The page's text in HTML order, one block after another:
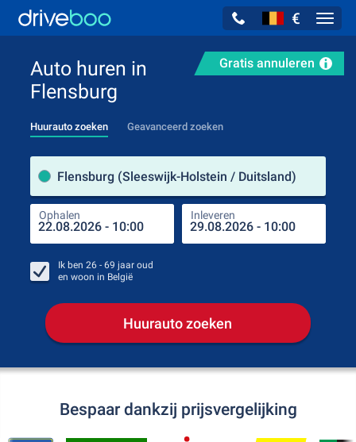
€
Gratis annuleren
Auto huren in
Flensburg
Huurauto zoeken Geavanceerd zoeken
Flensburg (Sleeswijk-Holstein / Duitsland)
Ophalen Inleveren
Ik ben 26 - 69 jaar oud
en woon in België
Huurauto zoeken
Bespaar dankzij prijsvergelijking